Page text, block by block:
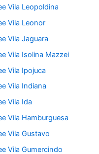
Vila Leopoldina
Vila Leonor
Vila Jaguara
Vila Isolina Mazzei
Vila Ipojuca
Vila Indiana
Vila Ida
Vila Hamburguesa
Vila Gustavo
Vila Gumercindo